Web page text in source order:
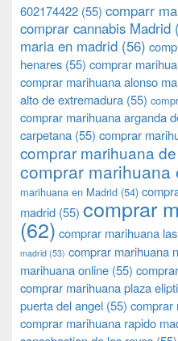
602174422 (55) comparr
comprar cannabis Madrid
maria en madrid (56)
henares (55) comprar
comprar marihuana alonso
alto de extremadura (55)
comprar marihuana arganda
carpetana (55) comprar
comprar marihuana
comprar marihuana
marihuana en Madrid (54)
madrid (55) comprar
(62) comprar marihuana
madrid (53) comprar marihuana
marihuana online (55)
comprar marihuana plaza
puerta del angel (55) comprar
comprar marihuana rapido